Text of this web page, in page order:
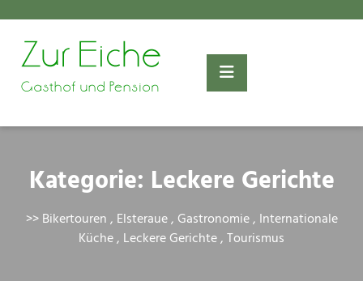
content
Kategorie: Leckere Gerichte
>> Bikertouren , Elsteraue, Gastronomie, Internationale
Küche, Leckere Gerichte, Tourismus